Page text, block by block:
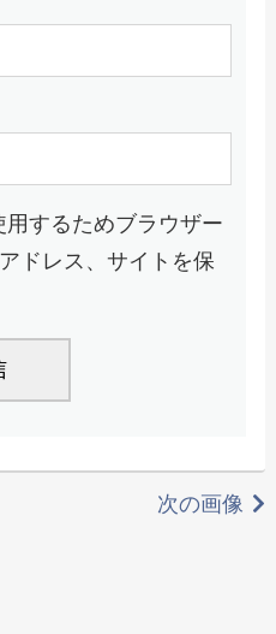
するためブラウザー
ドレス、サイトを保
次の画像